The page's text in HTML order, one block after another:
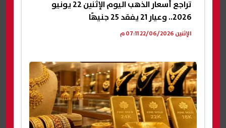
تراجع أسعار الذهب اليوم الإثنين 22 يونيو
2026.. وعيار 21 يفقد 25 جنيهًا
الإثنين 22/06/2026 07:11 م